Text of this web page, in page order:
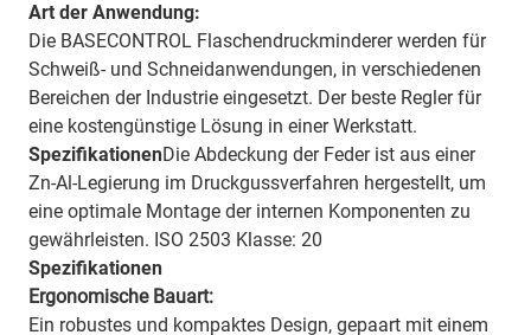
Art der Anwendung:
Die BASECONTROL Flaschendruckminderer werden für
Schweiß- und Schneidanwendungen, in verschiedenen
Bereichen der Industrie eingesetzt. Der beste Regler für
eine kostengünstige Lösung in einer Werkstatt.
SpezifikationenDie Abdeckung der Feder ist aus einer
Zn-Al-Legierung im Druckgussverfahren hergestellt, um
eine optimale Montage der internen Komponenten zu
gewährleisten. ISO 2503 Klasse: 20
Spezifikationen
Ergonomische Bauart:
Ein robustes und kompaktes Design, gepaart mit einem